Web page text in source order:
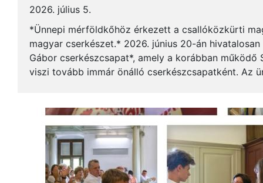
2026. július 5.
*Ünnepi mérföldkőhöz érkezett a csallóközkürti
magyar cserkészet.* 2026. június 20-án
Gábor cserkészcsapat*, amely a korábban működő
viszi tovább immár önálló cserkészcsapatként. Az